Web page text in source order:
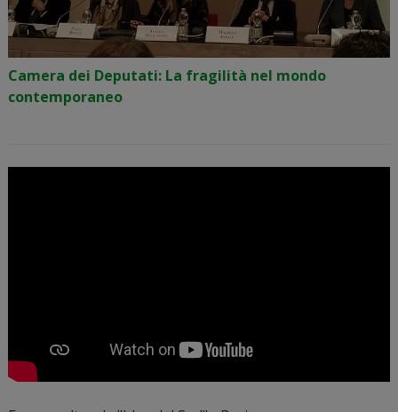
Camera dei Deputati: La fragilità nel mondo
contemporaneo